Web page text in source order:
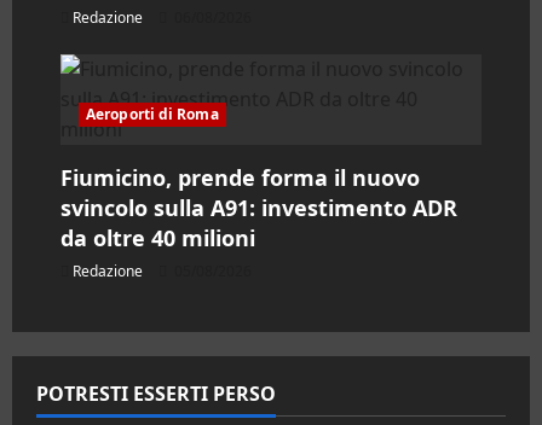
Redazione
Aeroporti di Roma
Fiumicino, prende forma il nuovo
svincolo sulla A91: investimento ADR
da oltre 40 milioni
Redazione
POTRESTI ESSERTI PERSO